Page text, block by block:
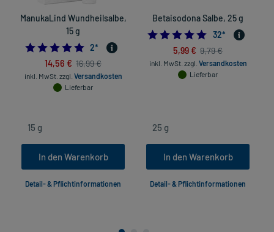
ManukaLind Wundheilsalbe,
15 g
5.0
2*
14,56 € 16,99 €
inkl. MwSt. zzgl. Versandkosten
Lieferbar
In den Warenkorb
Detail- & Pflichtinformationen
Betaisodona Salbe, 25 g
4.9375
32*
5,99 € 9,79 €
inkl. MwSt. zzgl. Versandkosten
Lieferbar
In den Warenkorb
Detail- & Pflichtinformationen